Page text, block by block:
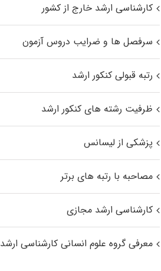
کارشناسی ارشد خارج از کشور
سرفصل ها و ضرایب دروس آزمون
رتبه قبولی کنکور ارشد
ظرفیت رشته های کنکور ارشد
پزشکی از لیسانس
مصاحبه با رتبه های برتر
کارشناسی ارشد مجازی
معرفی گروه علوم انسانی کارشناسی ارشد